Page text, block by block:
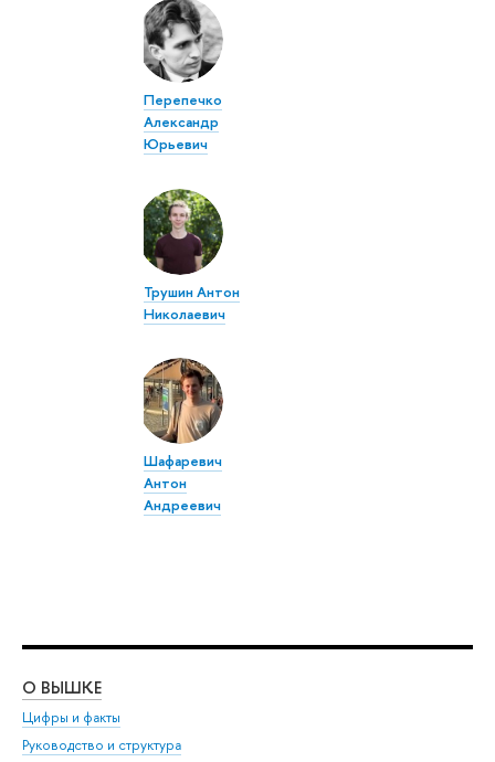
Перепечко
Александр
Юрьевич
Трушин Антон
Николаевич
Шафаревич
Антон
Андреевич
О ВЫШКЕ
Цифры и факты
Руководство и структура